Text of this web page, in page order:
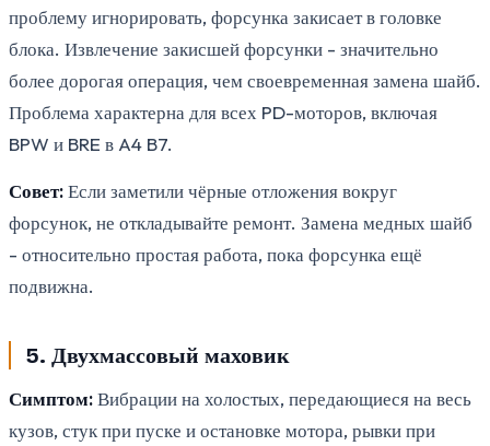
проблему игнорировать, форсунка закисает в головке
блока. Извлечение закисшей форсунки - значительно
более дорогая операция, чем своевременная замена шайб.
Проблема характерна для всех PD-моторов, включая
BPW и BRE в A4 B7.
Совет:Если заметили чёрные отложения вокруг
форсунок, не откладывайте ремонт. Замена медных шайб
- относительно простая работа, пока форсунка ещё
подвижна.
5. Двухмассовый маховик
Симптом:Вибрации на холостых, передающиеся на весь
кузов, стук при пуске и остановке мотора, рывки при